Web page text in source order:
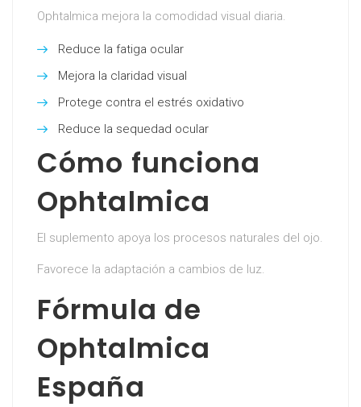
Ophtalmica mejora la comodidad visual diaria.
Reduce la fatiga ocular
Mejora la claridad visual
Protege contra el estrés oxidativo
Reduce la sequedad ocular
Cómo funciona
Ophtalmica
El suplemento apoya los procesos naturales del ojo.
Favorece la adaptación a cambios de luz.
Fórmula de
Ophtalmica
España